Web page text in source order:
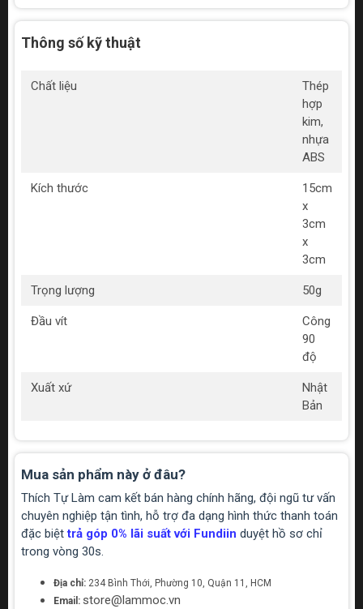
Thông số kỹ thuật
Chất liệu
Thép
hợp
kim,
nhựa
ABS
Kích thước
15cm
x
3cm
x
3cm
Trọng lượng 50g
Đầu vít
Công
90
độ
Xuất xứ
Nhật
Bản
Mua sản phẩm này ở đâu?
Thích Tự Làm cam kết bán hàng chính hãng, đội ngũ tư vấn
chuyên nghiệp tận tình, hỗ trợ đa dạng hình thức thanh toán
đặc biệttrả góp 0% lãi suất với Fundiin duyệt hồ sơ chỉ
trong vòng 30s.
Địa chỉ: 234 Bình Thới, Phường 10, Quận 11, HCM
Email: store@lammoc.vn